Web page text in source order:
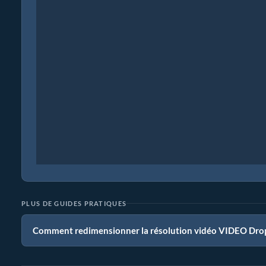
PLUS DE GUIDES PRATIQUES
Comment redimensionner la résolution vidéo VIDEO